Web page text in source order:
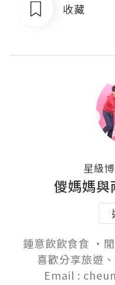
收藏
星級
儍媽媽與
鍾意飲飲食食 ‧
喜歡分享旅遊
Email :